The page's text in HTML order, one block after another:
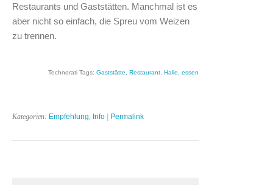
Restaurants und Gaststätten. Manchmal ist es
aber nicht so einfach, die Spreu vom Weizen
zu trennen.
Technorati Tags: Gaststätte Restaurant Halle essen
Kategorien: Empfehlung Info | Permalink